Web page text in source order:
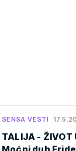
SENSA VESTI
TALIJA - ŽIVOT